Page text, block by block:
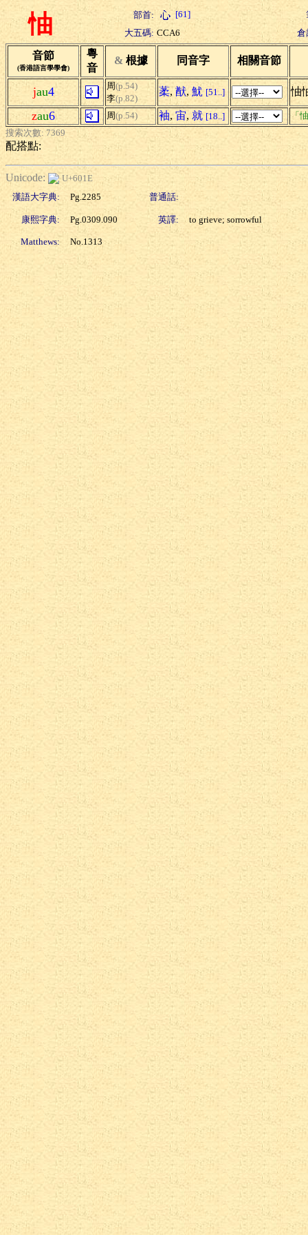
怞 部首: [61]
大五碼: CCA6 倉
音節
(香港語言學學會)
粵
音
& 根據 同音字 相關音節
jau4 周(p.54)
李(p.82)
葇, 猷, 魷 [51..] 怞
zau6 周(p.54) 袖, 宙, 就 [18..]
「
搜索次數: 7369
配搭點:
Unicode:
U+601E
漢語大字典:
Pg.2285 普通話:
康熙字典: Pg.0309.090 英譯: to grieve; sorrowful
Matthews: No.1313